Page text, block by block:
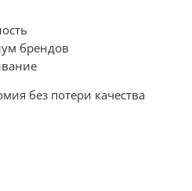
брендов
без потери качества